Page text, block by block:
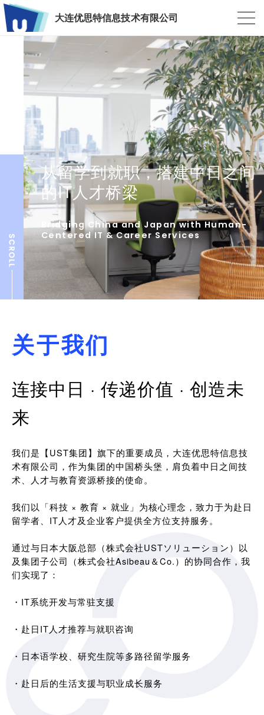
大连优思特信息技术有限公司
从留学到就职，搭建中日之间
的IT人才桥梁
Bridging China and Japan with Human-
Centered IT & Career Services
关于我们
连接中日 · 传递价值 · 创造未
来
我们是【UST集团】旗下的重要成员，大连优思特信息技
术有限公司，作为集团的中国桥头堡，肩负着中日之间技
术、人才与教育资源桥接的使命。
我们以「科技 × 教育 × 就业」为核心理念，致力于为赴日
留学者、IT人才及企业客户提供全方位支持服务。
通过与日本大阪总部（株式会社USTソリューション）以
及集团子公司（株式会社Asibeau＆Co.）的协同合作，我
们实现了：
・IT系统开发与常驻支援
・赴日IT人才推荐与就职咨询
・日本语学校、研究生院等多路径留学服务
・赴日后的生活支援与职业成长服务